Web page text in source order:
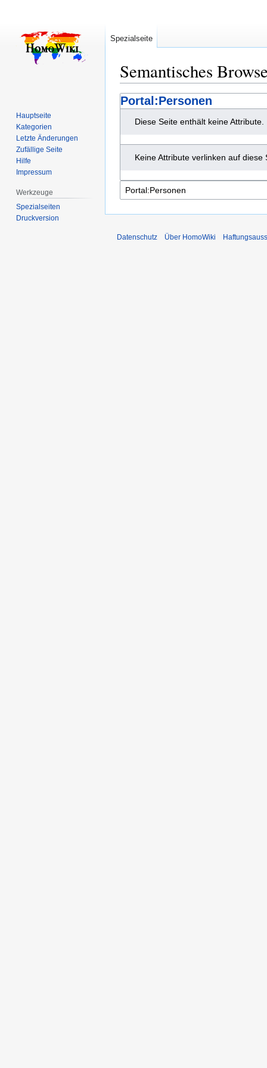
Semantisches
Zur
Navigation
springen
Zur
Suche
springen
Portal:Personen
Diese Seite enthält keine Attribute.
Keine Attribute verlinken auf diese
Spezialseite
Hauptseite
Kategorien
Letzte Änderungen
Zufällige Seite
Hilfe
Impressum
Werkzeuge
Spezialseiten
Druckversion
Datenschutz Über HomoWiki